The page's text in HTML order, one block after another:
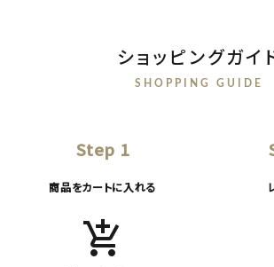
ショッピングガイ
SHOPPING GUIDE
Step 1
商品をカートに入れる
add_shopping_cart